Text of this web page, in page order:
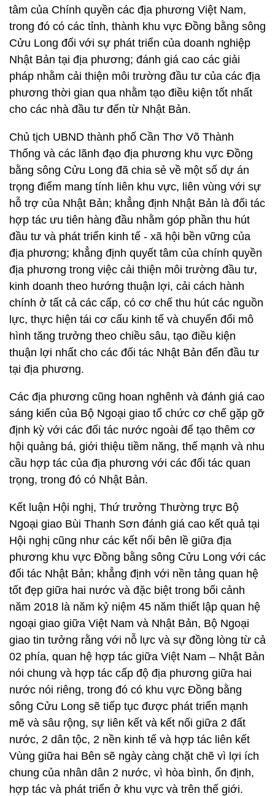
tâm của Chính quyền các địa phương Việt Nam,
trong đó có các tỉnh, thành khu vực Đồng bằng sông
Cửu Long đối với sự phát triển của doanh nghiệp
Nhật Bản tại địa phương; đánh giá cao các giải
pháp nhằm cải thiện môi trường đầu tư của các địa
phương thời gian qua nhằm tạo điều kiện tốt nhất
cho các nhà đầu tư đến từ Nhật Bản.
Chủ tịch UBND thành phố Cần Thơ Võ Thành
Thống và các lãnh đạo địa phương khu vực Đồng
bằng sông Cửu Long đã chia sẻ về một số dự án
trọng điểm mang tính liên khu vực, liên vùng với sự
hỗ trợ của Nhật Bản; khẳng định Nhật Bản là đối tác
hợp tác ưu tiên hàng đầu nhằm góp phần thu hút
đầu tư và phát triển kinh tế - xã hội bền vững của
địa phương; khẳng định quyết tâm của chính quyền
địa phương trong việc cải thiện môi trường đầu tư,
kinh doanh theo hướng thuận lợi, cải cách hành
chính ở tất cả các cấp, có cơ chế thu hút các nguồn
lực, thực hiện tái cơ cấu kinh tế và chuyển đổi mô
hình tăng trưởng theo chiều sâu, tạo điều kiện
thuận lợi nhất cho các đối tác Nhật Bản đến đầu tư
tại địa phương.
Các địa phương cũng hoan nghênh và đánh giá cao
sáng kiến của Bộ Ngoại giao tổ chức cơ chế gặp gỡ
định kỳ với các đối tác nước ngoài để tạo thêm cơ
hội quảng bá, giới thiệu tiềm năng, thế mạnh và nhu
cầu hợp tác của địa phương với các đối tác quan
trọng, trong đó có Nhật Bản.
Kết luận Hội nghị, Thứ trưởng Thường trực Bộ
Ngoại giao Bùi Thanh Sơn đánh giá cao kết quả tại
Hội nghị cũng như các kết nối bên lề giữa địa
phương khu vực Đồng bằng sông Cửu Long với các
đối tác Nhật Bản; khẳng định với nền tảng quan hệ
tốt đẹp giữa hai nước và đặc biệt trong bối cảnh
năm 2018 là năm kỷ niệm 45 năm thiết lập quan hệ
ngoại giao giữa Việt Nam và Nhật Bản, Bộ Ngoại
giao tin tưởng rằng với nỗ lực và sự đồng lòng từ cả
02 phía, quan hệ hợp tác giữa Việt Nam – Nhật Bản
nói chung và hợp tác cấp độ địa phương giữa hai
nước nói riêng, trong đó có khu vực Đồng bằng
sông Cửu Long sẽ tiếp tục được phát triển mạnh
mẽ và sâu rộng, sự liên kết và kết nối giữa 2 đất
nước, 2 dân tộc, 2 nền kinh tế và hợp tác liên kết
Vùng giữa hai Bên sẽ ngày càng chặt chẽ vì lợi ích
chung của nhân dân 2 nước, vì hòa bình, ổn định,
hợp tác và phát triển ở khu vực và trên thế giới.